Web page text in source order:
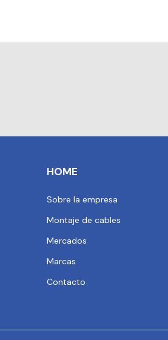
HOME
Sobre la empresa
Montaje de cables
Mercados
Marcas
Contacto